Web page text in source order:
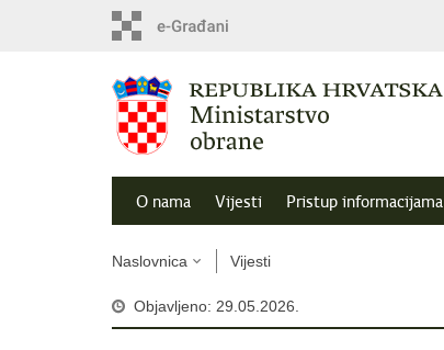
O nama Vijesti Pristup informacijama
Naslovnica Vijesti
Objavljeno: 29.05.2026.